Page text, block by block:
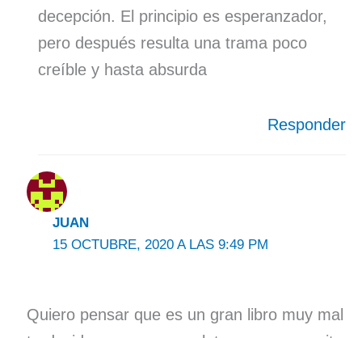
decepción. El principio es esperanzador,
pero después resulta una trama poco
creíble y hasta absurda
Responder
JUAN
15 OCTUBRE, 2020 A LAS 9:49 PM
Quiero pensar que es un gran libro muy mal